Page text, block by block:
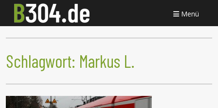
Menü
Schlagwort: Markus L.